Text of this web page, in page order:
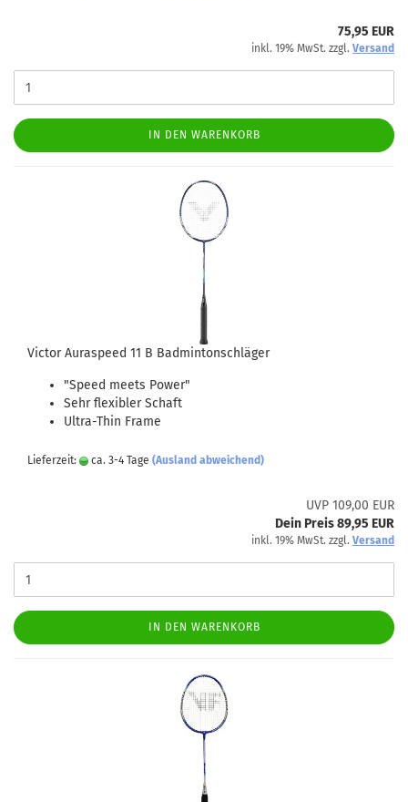
75,95 EUR
inkl. 19% MwSt. zzgl. Versand
IN DEN WARENKORB
Victor Auraspeed 11 B Badmintonschläger
"Speed meets Power"
Sehr flexibler Schaft
Ultra-Thin Frame
Lieferzeit: ca. 3-4 Tage (Ausland abweichend)
UVP 109,00 EUR
Dein Preis 89,95 EUR
inkl. 19% MwSt. zzgl. Versand
IN DEN WARENKORB